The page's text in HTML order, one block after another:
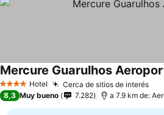
4 EstrellasHotel Cerca de sitios de interés
Mercure Guarulhos
8,3 Muy bueno 7.282